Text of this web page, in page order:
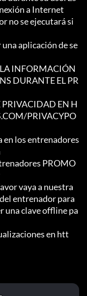
a Internet
no se ejecutará si
aplicación de se
INFORMACIÓN
DURANTE EL PR
PRIVACIDAD EN H
PRIVACYPO
en los entrenadores
PROMO
vaya a nuestra
entrenador para
una clave offline pa
en htt